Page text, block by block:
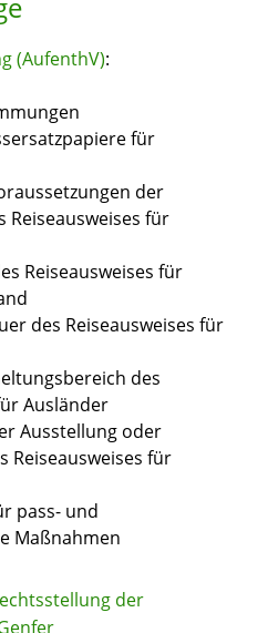
(AufenthV):
für
der
Reiseausweises für
Reiseausweises für
des Reiseausweises für
des
Ausländer
Ausstellung oder
Reiseausweises für
pass- und
Maßnahmen
der